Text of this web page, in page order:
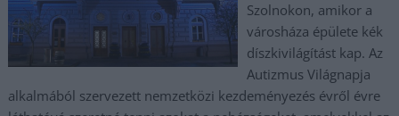
Szolnokon, amikor a
városháza épülete kék
díszkivilágítást kap. Az
Autizmus Világnapja
alkalmából szervezett nemzetközi kezdeményezés évről évre